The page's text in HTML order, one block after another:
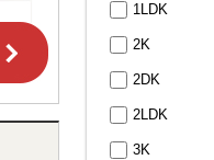
1LDK
2K
2DK
2LDK
3K